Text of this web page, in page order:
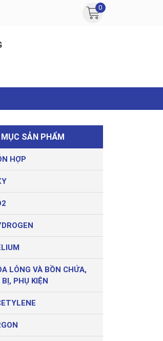
0
SẢN PHẨM
HỢP
LỎNG VÀ BỒN CHỨA,
PHỤ KIỆN